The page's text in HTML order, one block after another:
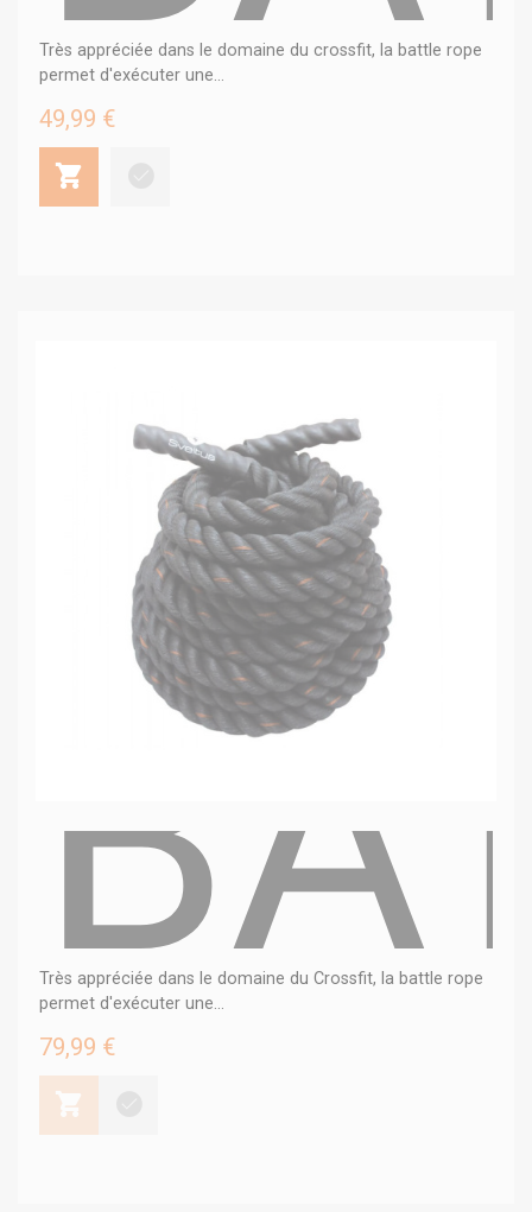
Très appréciée dans le domaine du crossfit, la battle rope
permet d'exécuter une...
49,99 €
Très appréciée dans le domaine du Crossfit, la battle rope
permet d'exécuter une...
79,99 €